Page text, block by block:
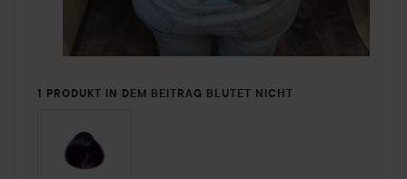
1 PRODUKT IN DEM BEITRAG BLUTET NICHT